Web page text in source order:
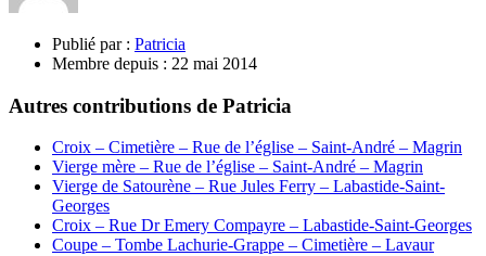
Publié par : Patricia
Membre depuis : 22 mai 2014
Autres contributions de Patricia
Croix – Cimetière – Rue de l’église – Saint-André – Magrin
Vierge mère – Rue de l’église – Saint-André – Magrin
Vierge de Satourène – Rue Jules Ferry – Labastide-Saint-
Georges
Croix – Rue Dr Emery Compayre – Labastide-Saint-Georges
Coupe – Tombe Lachurie-Grappe – Cimetière – Lavaur